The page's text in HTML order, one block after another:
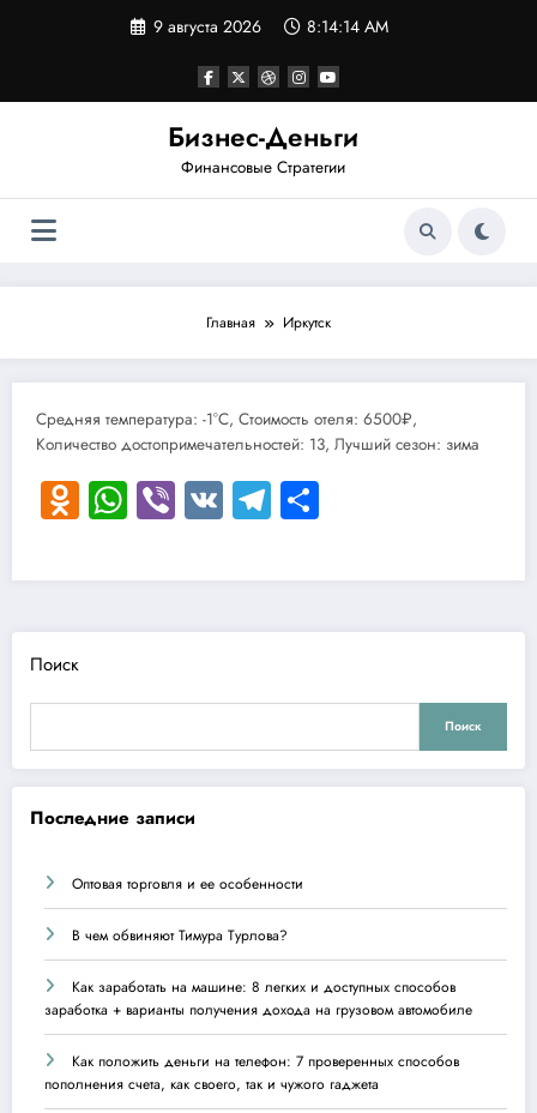
9 августа 2026 8:14:14 AM
Бизнес-Деньги
Финансовые Стратегии
Главная Иркутск
Средняя температура: -1°C, Стоимость отеля: 6500₽,
Количество достопримечательностей: 13, Лучший сезон: зима
Odnoklassniki
WhatsApp
Viber
VKTelegram
Поиск
Поиск
Последние записи
Оптовая торговля и ее особенности
В чем обвиняют Тимура Турлова?
Как заработать на машине: 8 легких и доступных способов
заработка + варианты получения дохода на грузовом автомобиле
Как положить деньги на телефон: 7 проверенных способов
пополнения счета, как своего, так и чужого гаджета